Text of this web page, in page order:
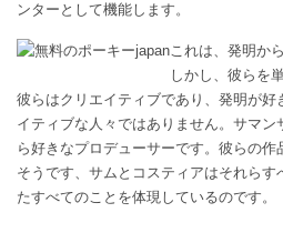
ンターとして機能します。
これは、発明か
しかし、彼らを
彼らはクリエイティブであり、発明が
イティブな人々ではありません。サマ
ら好きなプロデューサーです。彼らの
そうです、サムとコスティアはそれら
たすべてのことを体現しているのです。